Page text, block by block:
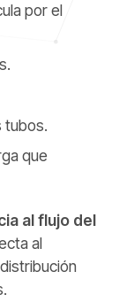
por el
tubos.
que
al flujo del
al